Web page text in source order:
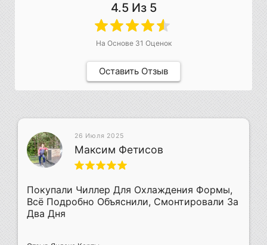
4.5Из 5
На Основе 31 Оценок
Оставить Отзыв
26 Июля 2025
Максим Фетисов
Покупали Чиллер Для Охлаждения Формы,
Всё Подробно Объяснили, Смонтировали За
Два Дня